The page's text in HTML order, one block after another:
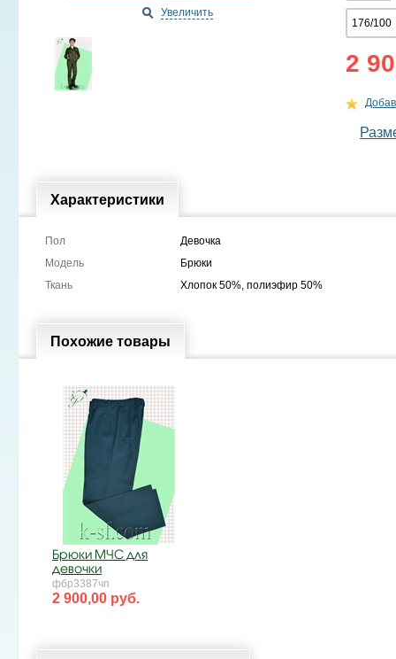
Увеличить
176/100
2
Характеристики
Пол
Девочка
Модель
Брюки
Ткань
Хлопок 50%, полиэфир 50%
Похожие товары
Брюки МЧС для
девочки
фбр3387чп
2 900,00 руб.